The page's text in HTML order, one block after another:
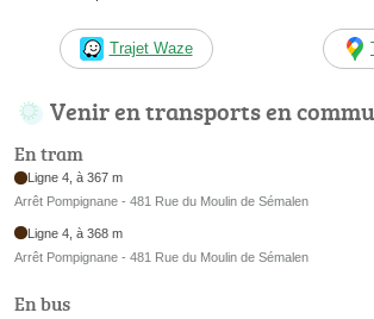
Trajet Waze
Venir en transports en
En tram
Ligne 4, à 367 m
Arrêt Pompignane - 481 Rue du Moulin de Sémalen
Ligne 4, à 368 m
Arrêt Pompignane - 481 Rue du Moulin de Sémalen
En bus